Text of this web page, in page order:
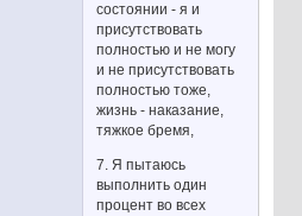
состоянии - я и
присутствовать
полностью и не могу
и не присутствовать
полностью тоже,
жизнь - наказание,
тяжкое бремя,
7. Я пытаюсь
выполнить один
процент во всех